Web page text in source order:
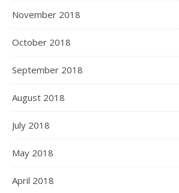
November 2018
October 2018
September 2018
August 2018
July 2018
May 2018
April 2018